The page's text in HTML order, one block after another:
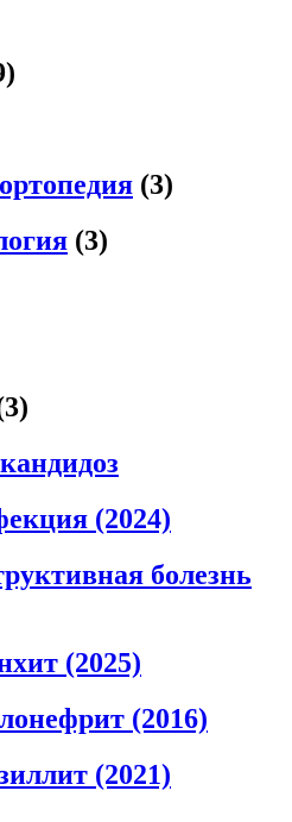
(3)
(3)
(2024)
болезнь
(2025)
(2016)
(2021)